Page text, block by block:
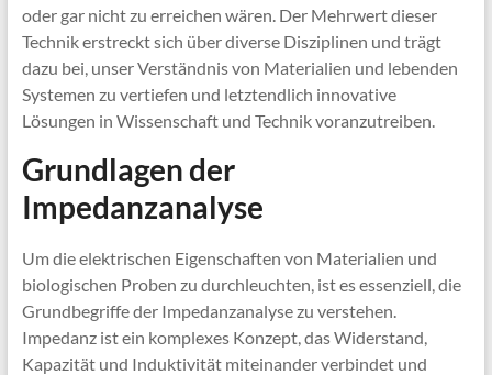
oder gar nicht zu erreichen wären. Der Mehrwert dieser
Technik erstreckt sich über diverse Disziplinen und trägt
dazu bei, unser Verständnis von Materialien und lebenden
Systemen zu vertiefen und letztendlich innovative
Lösungen in Wissenschaft und Technik voranzutreiben.
Grundlagen der
Impedanzanalyse
Um die elektrischen Eigenschaften von Materialien und
biologischen Proben zu durchleuchten, ist es essenziell, die
Grundbegriffe der Impedanzanalyse zu verstehen.
Impedanz ist ein komplexes Konzept, das Widerstand,
Kapazität und Induktivität miteinander verbindet und